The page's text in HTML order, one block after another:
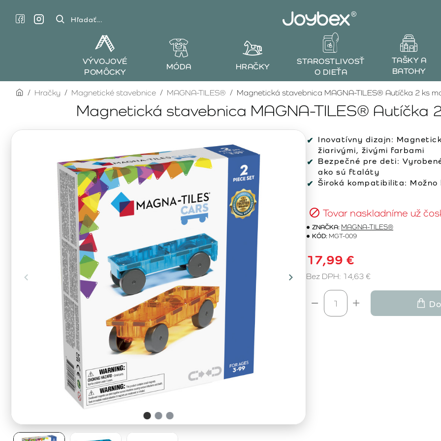
Hľadať...
VÝVOJOVÉ
POMÔCKY
MÓDA HRAČKY
STAROSTLIVOSŤ
O DIEŤA
TAŠKY A
BATOHY
Magnetická stavebnica MAGNA-TILES® Autíčka
homeHračky Magnetické stavebnice MAGNA-TILES® Magnetická stavebnica MAGNA-TILES® Autíčka 2 ks
Inovatívny dizajn:
žiarivými, živými farbami
Bezpečné pre deti:
ako sú ftaláty
Široká kompatibilita:
Tovar naskladníme už
ZNAČKA: MAGNA-TILES®
KÓD: MGT-009
17,99 €
Bez DPH: 14,63 €